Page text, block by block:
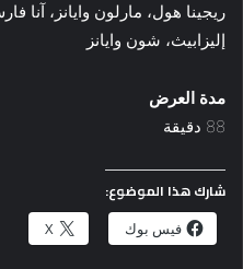
ريجينا هول، مارلون وايانز، آنا
إليزابيث، شون وايانز
مدة العرض
88 دقيقة
شارك هذا الموضوع:
فيس بوك X